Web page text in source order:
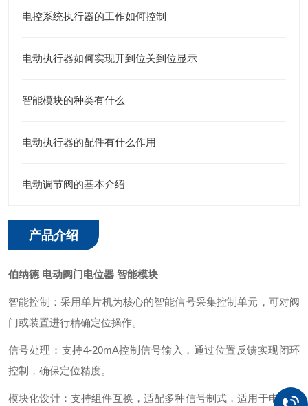
电控系统执行器的工作如何控制
电动执行器如何实现开到位关到位显示
智能模块的种类有什么
电动执行器的配件有什么作用
电动调节阀的基本介绍
产品介绍
伯纳德 电动阀门电位器 智能模块
‌智能控制‌：采用单片机为核心的智能信号采集控制单元，可对阀
门或装置进行精确定位操作。 ‌
信号处理‌：支持4-20mA控制信号输入，通过位置反馈实现闭环
控制，确保定位精度。 ‌
模块化设计‌：支持组件互换，适配多种信号制式，适用于电力、